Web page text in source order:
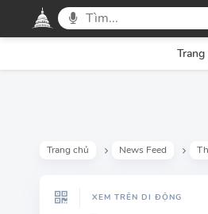
Trang
Trang chủ News Feed
XEM TRÊN DI ĐỘNG